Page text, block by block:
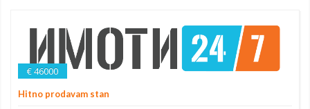
€ 46000
Hitno prodavam stan